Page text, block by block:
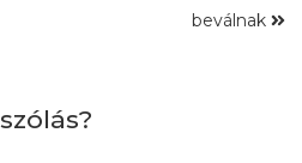
beválnak